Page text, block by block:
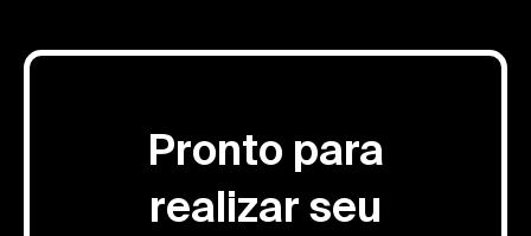
Pronto para
realizar seu